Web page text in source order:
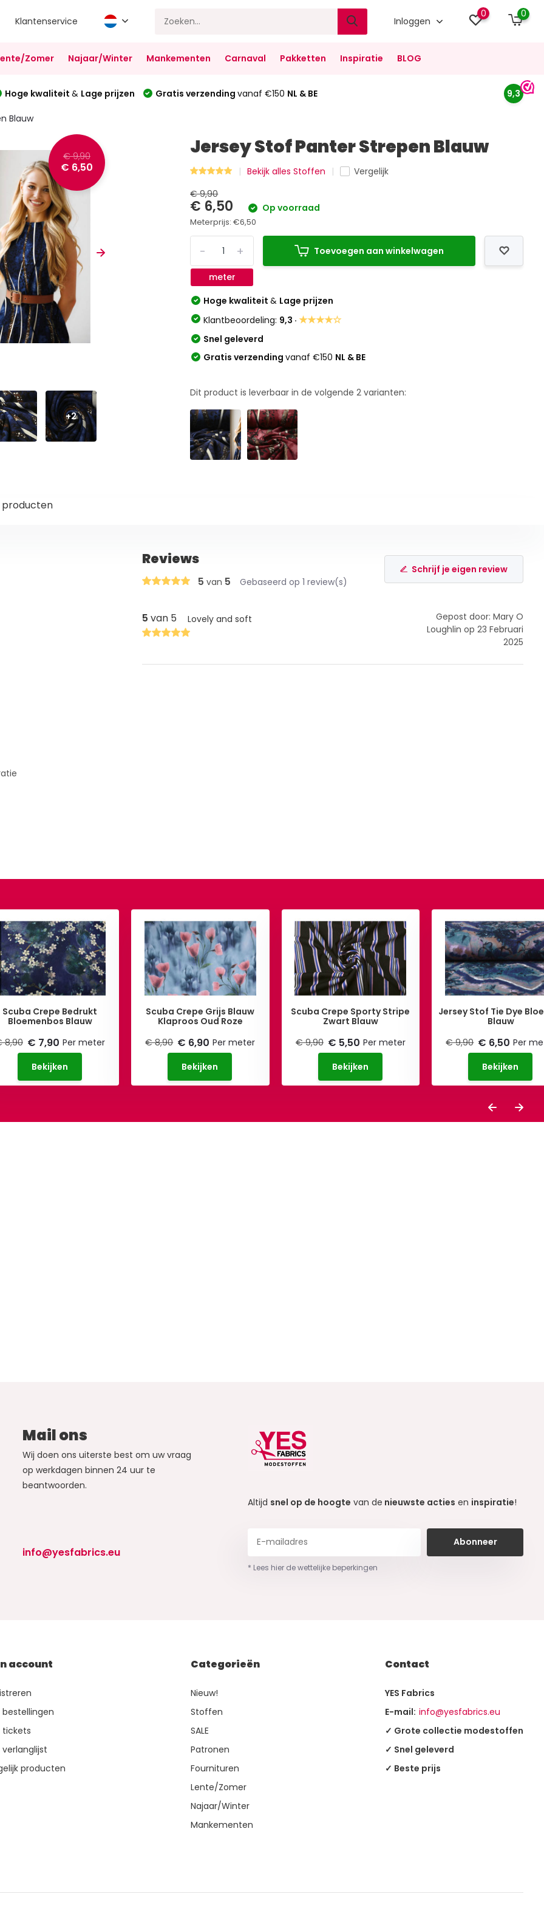
Klantenservice Inloggen
0 0
Zomer Najaar/Winter Mankementen Carnaval Pakketten Inspiratie BLOG
Hoge kwaliteit & Lage prijzen Gratis verzending vanaf €150 NL & BE 9,3
Blauw
€ 9,90
€ 6,50
+2
Jersey Stof Panter Strepen Blauw
Bekijk alles Stoffen
Vergelijk
€ 9,90
€ 6,50 Op voorraad
Meterprijs:€6,50
+
-
meter
Toevoegen aan winkelwagen
Hoge kwaliteit& Lage prijzen
Klantbeoordeling: 9,3 ·★★★★☆
Snel geleverd
Gratis verzendingvanaf €150 NL & BE
Dit product is leverbaar in de volgende2 varianten:
Reviews
5 van 5 Gebaseerd op 1 review(s)
Schrijf je eigen review
5 van 5 Lovely and soft
Gepost door: Mary O
Loughlin op 23 Februari
2025
Scuba Crepe Bedrukt
Bloemenbos Blauw
8,90 € 7,90 Per meter
Bekijken
Scuba Crepe Grijs Blauw
Klaproos Oud Roze
€ 8,90 € 6,90 Per meter
Bekijken
Scuba Crepe Sporty Stripe
Zwart Blauw
€ 9,90 € 5,50 Per meter
Bekijken
Jersey Stof Tie Dye
Blauw
€ 9,90 € 6,50 Per
Bekijken
Mail ons
Wij doen ons uiterste best om uw vraag
op werkdagen binnen 24 uur te
beantwoorden.
info@yesfabrics.eu
Altijd snel op de hoogte van de nieuwste acties en inspiratie!
Abonneer
* Lees hier de wettelijke beperkingen
account
bestellingen
tickets
verlanglijst
producten
Categorieën
Nieuw!
Stoffen
SALE
Patronen
Fournituren
Lente/Zomer
Najaar/Winter
Mankementen
Contact
YES Fabrics
E-mail: info@yesfabrics.eu
✓ Grote collectie modestoffen
✓ Snel geleverd
✓ Beste prijs